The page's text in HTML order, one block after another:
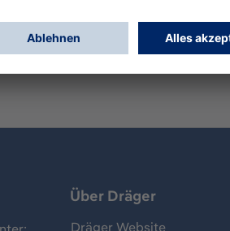
Über Dräger
Dräger Website